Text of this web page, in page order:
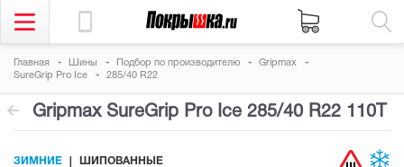
Главная Шины Подбор по производителю
Gripmax
SureGrip Pro Ice
285/40 R22
Gripmax SureGrip Pro Ice 285/40 R22 110T
ЗИМНИЕ ШИПОВАННЫЕ